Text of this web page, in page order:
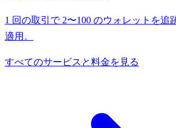
1 回の取引で 2〜100 のウォレットを追
適用。
すべてのサービスと料金を見る